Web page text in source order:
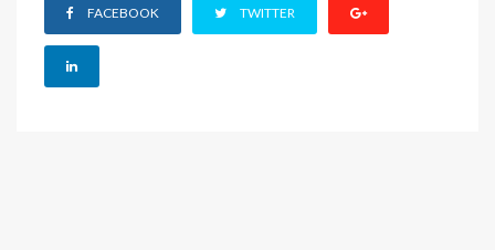
FACEBOOK TWITTER